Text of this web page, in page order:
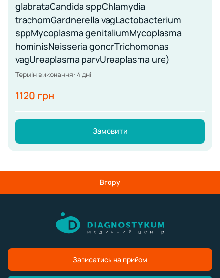
glabrataCandida sppChlamydia
trachomGardnerella vagLactobacterium
sppMycoplasma genitaliumMycoplasma
hominisNeisseria gonorTrichomonas
vagUreaplasma parvUreaplasma ure)
Термін виконання: 4 дні
1120 грн
Замовити
Вгору
Записатись на прийом